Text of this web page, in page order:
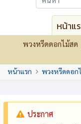
หน้าแ
พวงหรีดดอกไม้สด
หน้าแรก พวงหรีดดอก
ประกาศ